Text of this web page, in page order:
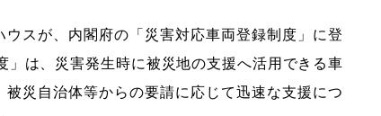
スが、内閣府の「災害対応車両登録制度」に登
」は、災害発生時に被災地の支援へ活用できる車
災自治体等からの要請に応じて迅速な支援につ